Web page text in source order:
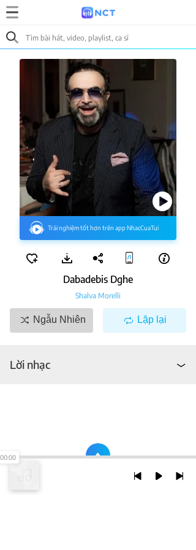
Trải nghiệm tốt hơn trên app NhacCuaTui
Dabadebis Dghe
Shalva Morelli
Ngẫu Nhiên Lặp lại
Lời nhạc
00:00